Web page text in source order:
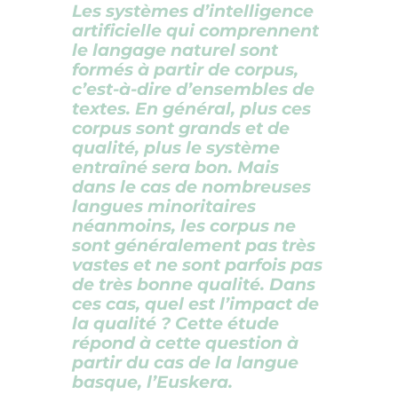
Les systèmes d’intelligence
artificielle qui comprennent
le langage naturel sont
formés à partir de corpus,
c’est-à-dire d’ensembles de
textes. En général, plus ces
corpus sont grands et de
qualité, plus le système
entraîné sera bon. Mais
dans le cas de nombreuses
langues minoritaires
néanmoins, les corpus ne
sont généralement pas très
vastes et ne sont parfois pas
de très bonne qualité. Dans
ces cas, quel est l’impact de
la qualité ? Cette étude
répond à cette question à
partir du cas de la langue
basque, l’Euskera.